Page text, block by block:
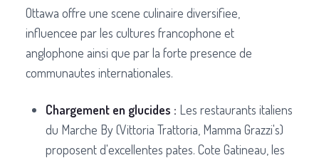
Ottawa offre une scene culinaire diversifiee,
influencee par les cultures francophone et
anglophone ainsi que par la forte presence de
communautes internationales.
Chargement en glucides : Les restaurants italiens
du Marche By (Vittoria Trattoria, Mamma Grazzi's)
proposent d'excellentes pates. Cote Gatineau, les